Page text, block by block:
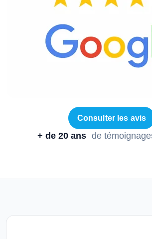
Consulter les avis
+ de 20 ans de